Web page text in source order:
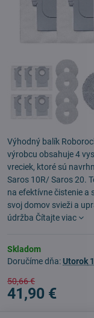
Výhodný balík
výrobcu obsahuje 4
vreciek, ktoré sú
Saros 10R/ Saros 20.
na efektívne čistenie a
svoj domov svieži a
údržba Čítajte viac
Skladom
Doručíme dňa:Utorok
50,66 €
41,90 €